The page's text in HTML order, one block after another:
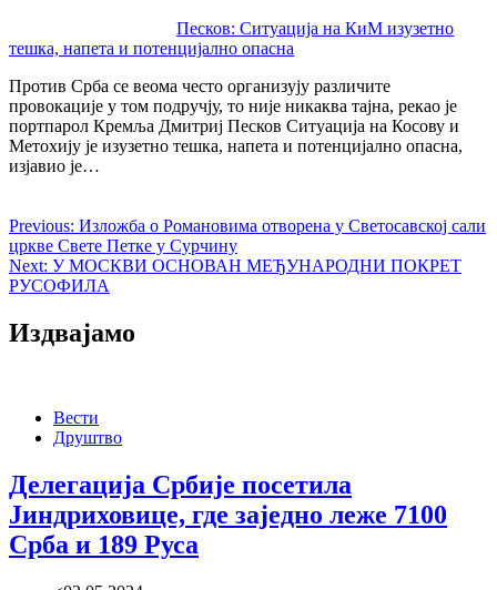
Песков: Ситуација на КиМ изузетно
тешка, напета и потенцијално опасна
Против Срба се веома често организују различите
провокације у том подручју, то није никаква тајна, рекао је
портпарол Кремља Дмитриј Песков Ситуација на Косову и
Метохију је изузетно тешка, напета и потенцијално опасна,
изјавио је…
Previous: Изложба о Романовима отворена у Светосавској сали
цркве Свете Петке у Сурчину
Next: У МОСКВИ ОСНОВАН МЕЂУНАРОДНИ ПОКРЕТ
РУСОФИЛА
Издвајамо
Вести
Друштво
Делегација Србије посетила
Јиндриховице, где заједно леже 7100
Срба и 189 Руса